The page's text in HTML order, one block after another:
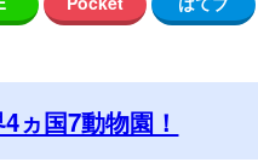
ヵ国7動物園！